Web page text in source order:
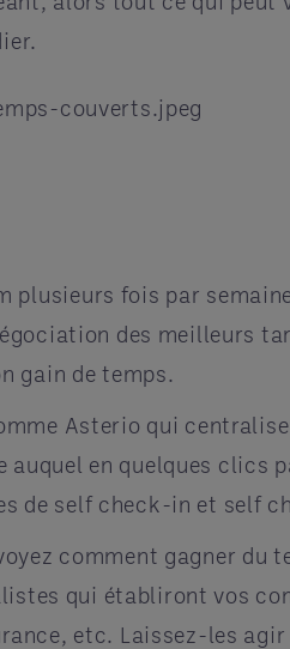
fois par
des meilleurs
gain de temps.
Asterio qui
en quelques clics
de self check-in et self
comment gagner du
qui établiront vos
etc. Laissez-les